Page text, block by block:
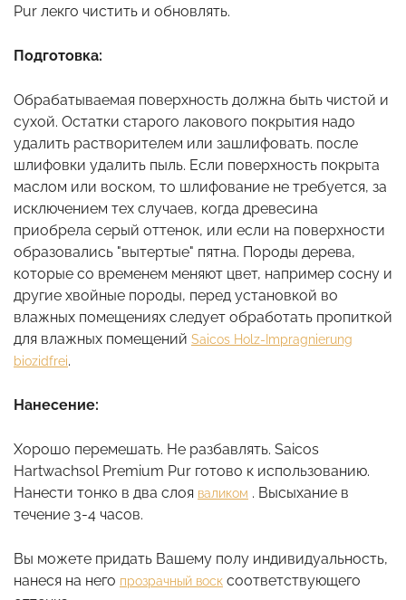
Pur лекго чистить и обновлять.
Подготовка:
Обрабатываемая поверхность должна быть чистой и
сухой. Остатки старого лакового покрытия надо
удалить растворителем или зашлифовать. после
шлифовки удалить пыль. Если поверхность покрыта
маслом или воском, то шлифование не требуется, за
исключением тех случаев, когда древесина
приобрела серый оттенок, или если на поверхности
образовались "вытертые" пятна. Породы дерева,
которые со временем меняют цвет, например сосну и
другие хвойные породы, перед установкой во
влажных помещениях следует обработать пропиткой
для влажных помещений Saicos Holz-Impragnierung
biozidfrei.
Нанесение:
Хорошо перемешать. Не разбавлять. Saicos
Hartwachsol Premium Pur готово к использованию.
Нанести тонко в два слоя валиком . Высыхание в
течение 3-4 часов.
Вы можете придать Вашему полу индивидуальность,
нанеся на него прозрачный воск соответствующего